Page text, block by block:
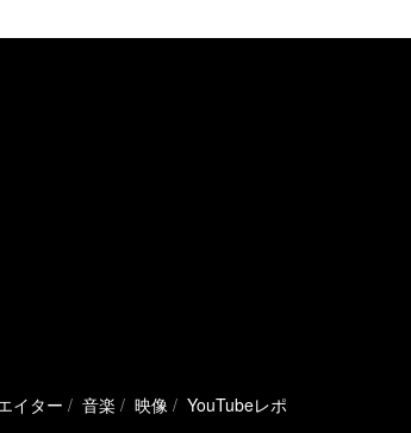
イター 音楽 映像 YouTubeレポ